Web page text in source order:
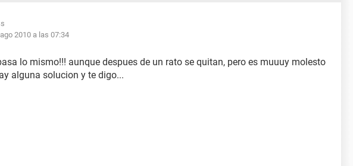
2010 a las 07:34
lo mismo!!! aunque despues de un rato se quitan, pero es muuuy molesto
alguna solucion y te digo...